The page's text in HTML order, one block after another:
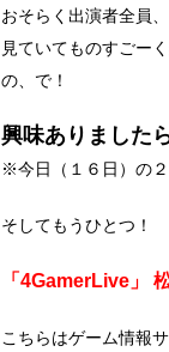
おそらく出演者全員
見ていてものすごー
の、で！
興味ありました
※今日（１６日）の
そしてもうひとつ！
「4GamerLive」
こちらはゲーム情報